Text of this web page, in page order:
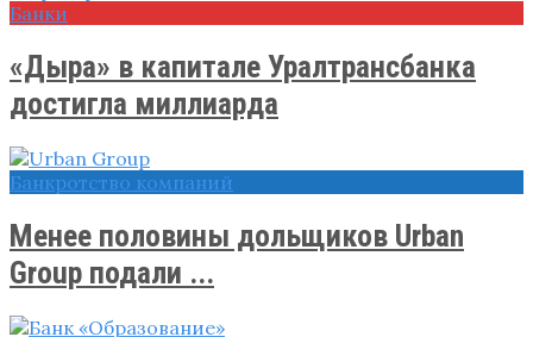
Банки
«Дыра» в капитале Уралтрансбанка
достигла миллиарда
Банкротство компаний
Менее половины дольщиков Urban
Group подали ...